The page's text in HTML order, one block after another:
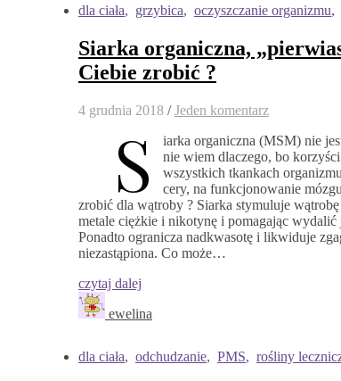
dla ciała, grzybica, oczyszczanie organizmu,
Siarka organiczna,
Ciebie zrobić ?
4 grudnia 2018 / Jeden komentarz
S
iarka organiczna (MSM) nie
nie wiem dlaczego, bo
wszystkich tkankach
cery, na funkcjonowanie
zrobić dla wątroby ? Siarka stymuluje
metale ciężkie i nikotynę i pomagając
Ponadto ogranicza nadkwasotę i likwiduje
niezastąpiona. Co może…
czytaj dalej
ewelina
dla ciała, odchudzanie, PMS, rośliny